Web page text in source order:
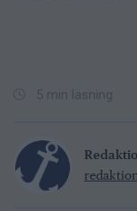
5 min läsning